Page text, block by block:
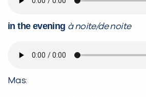
in the evening à noite/de noite
Mas: